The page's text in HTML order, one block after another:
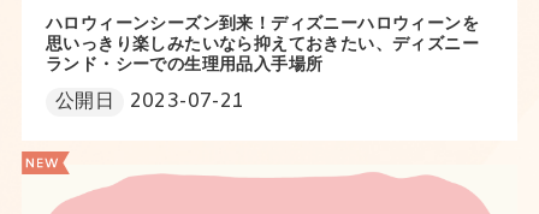
ハロウィーンシーズン到来！ディズニーハロウィーンを
思いっきり楽しみたいなら抑えておきたい、ディズニー
ランド・シーでの生理用品入手場所
公開日 2023-07-21